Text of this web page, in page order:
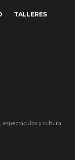
TALLERES
espectáculos y cultura.